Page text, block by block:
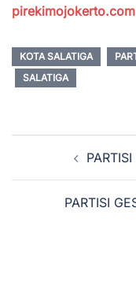
pirekimojokerto.com
KOTA SALATIGA
SALATIGA
Tulisan
PARTISI